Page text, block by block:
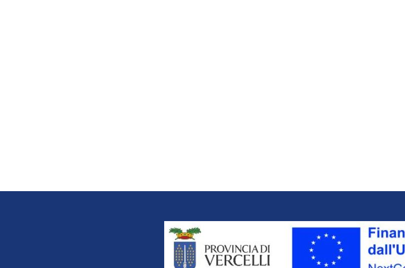
Title